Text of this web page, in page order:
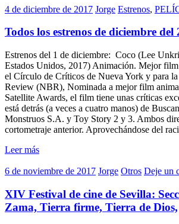
4 de diciembre de 2017 Jorge Estrenos,
Todos los estrenos de diciembre del
Estrenos del 1 de diciembre: Coco (Lee
Estados Unidos, 2017) Animación. Mejor film
el Círculo de Críticos de Nueva York y para
Review (NBR), Nominada a mejor film
Satellite Awards, el film tiene unas críticas
está detrás (a veces a cuatro manos) de
Monstruos S.A. y Toy Story 2 y 3. Ambos
cortometraje anterior. Aprovechándose del
Leer más
6 de noviembre de 2017 Jorge Otros Deje un
XIV Festival de cine de Sevilla:
Zama, Tierra firme, Tierra de Dios,